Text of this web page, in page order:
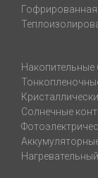
Накопительные
Солнечные